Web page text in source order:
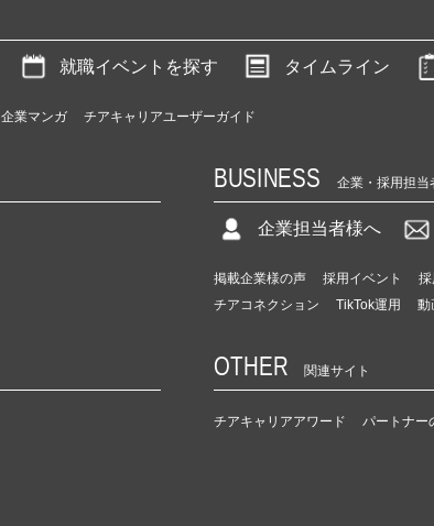
就職イベントを探す タイムライン
企業マンガ チアキャリアユーザーガイド
BUSINESS 企業・採用担当
企業担当者様へ
掲載企業様の声 採用イベント
チアコネクション
TikTok運用 動
OTHER 関連サイト
チアキャリアアワード パートナー